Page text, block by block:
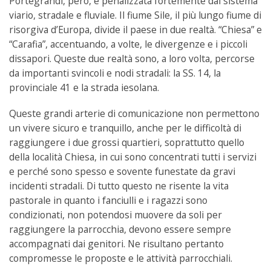
viario, stradale e fluviale. Il fiume Sile, il più lungo fiume di
risorgiva d’Europa, divide il paese in due realtà. “Chiesa” e
“Carafia”, accentuando, a volte, le divergenze e i piccoli
dissapori. Queste due realtà sono, a loro volta, percorse
da importanti svincoli e nodi stradali: la SS. 14, la
provinciale 41 e la strada iesolana.
Queste grandi arterie di comunicazione non permettono
un vivere sicuro e tranquillo, anche per le difficoltà di
raggiungere i due grossi quartieri, soprattutto quello
della località Chiesa, in cui sono concentrati tutti i servizi
e perché sono spesso e sovente funestate da gravi
incidenti stradali. Di tutto questo ne risente la vita
pastorale in quanto i fanciulli e i ragazzi sono
condizionati, non potendosi muovere da soli per
raggiungere la parrocchia, devono essere sempre
accompagnati dai genitori. Ne risultano pertanto
compromesse le proposte e le attività parrocchiali.